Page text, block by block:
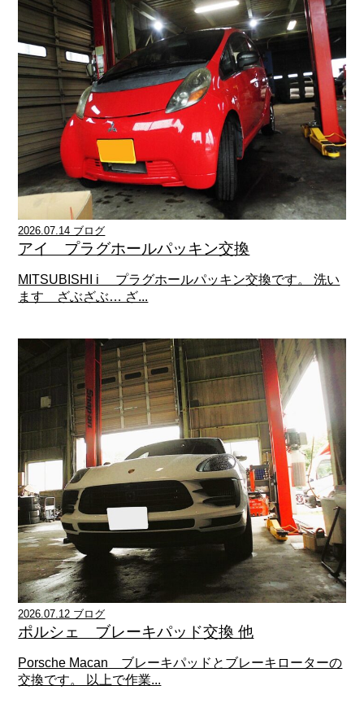
2026.07.14 ブログ
アイ プラグホールパッキン交換
MITSUBISHI i プラグホールパッキン交換です。 洗い
ます ざぶざぶ… ざ...
2026.07.12 ブログ
ポルシェ ブレーキパッド交換 他
Porsche Macan ブレーキパッドとブレーキローターの
交換です。 以上で作業...